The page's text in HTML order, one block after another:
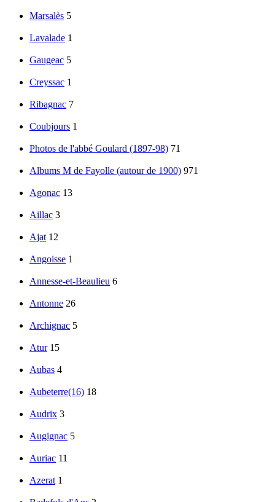
Marsalès 5
Lavalade 1
Gaugeac 5
Creyssac 1
Ribagnac 7
Coubjours 1
Photos de l'abbé Goulard (1897-98) 71
Albums M de Fayolle (autour de 1900) 971
Agonac 13
Aillac 3
Ajat 12
Angoisse 1
Annesse-et-Beaulieu 6
Antonne 26
Archignac 5
Atur 15
Aubas 4
Aubeterre(16) 18
Audrix 3
Augignac 5
Auriac 11
Azerat 1